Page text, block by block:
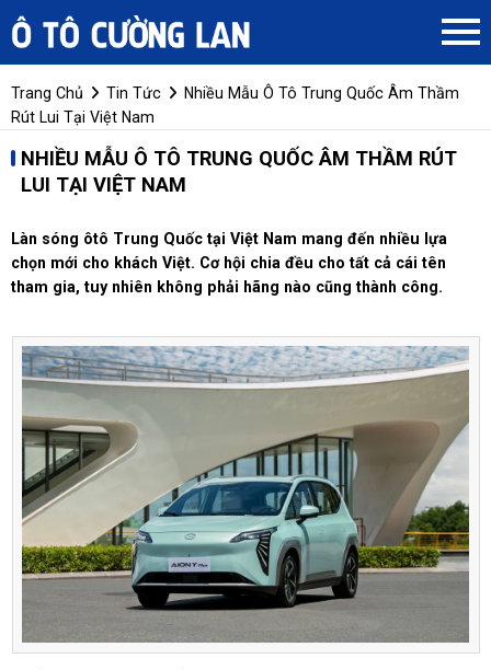
Trang Chủ Tin Tức
Nhiều Mẫu Ô Tô Trung Quốc Âm Thầm
Rút Lui Tại Việt Nam
NHIỀU MẪU Ô TÔ TRUNG QUỐC ÂM THẦM RÚT
LUI TẠI VIỆT NAM
Làn sóng ôtô Trung Quốc tại Việt Nam mang đến nhiều lựa
chọn mới cho khách Việt. Cơ hội chia đều cho tất cả cái tên
tham gia, tuy nhiên không phải hãng nào cũng thành công.